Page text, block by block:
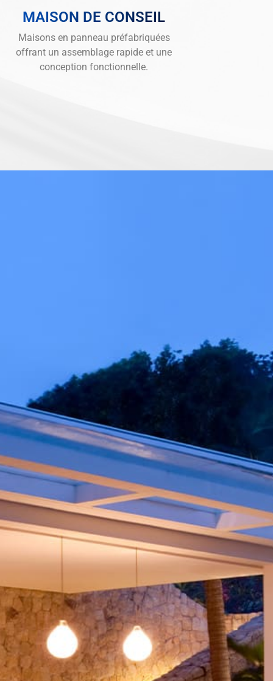
MAISON DE CONSEIL
Maisons en panneau préfabriquées
offrant un assemblage rapide et une
conception fonctionnelle.